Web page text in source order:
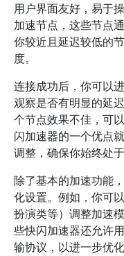
用户界面友好，易于
加速节点，这些节点
你较近且延迟较低的
度。
连接成功后，你可以
观察是否有明显的延
个节点效果不佳，可
闪加速器的一个优点
调整，确保你始终处于
除了基本的加速功能
化设置。例如，你可
扮演类等）调整加速
些快闪加速器还允许
输协议，以进一步优化